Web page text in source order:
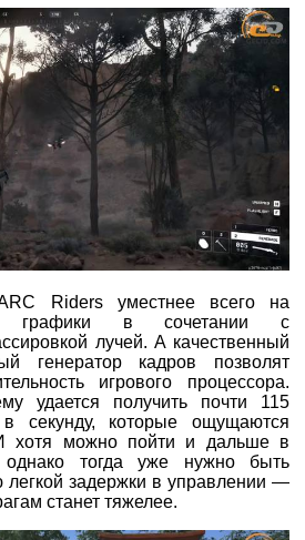
Riders уместнее всего на
графики в сочетании с
лучей. А качественный
генератор кадров позволят
игрового процессора.
удается получить почти 115
секунду, которые ощущаются
хотя можно пойти и дальше в
однако тогда уже нужно быть
легкой задержки в управлении —
станет тяжелее.